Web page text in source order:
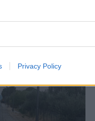
Privacy Policy